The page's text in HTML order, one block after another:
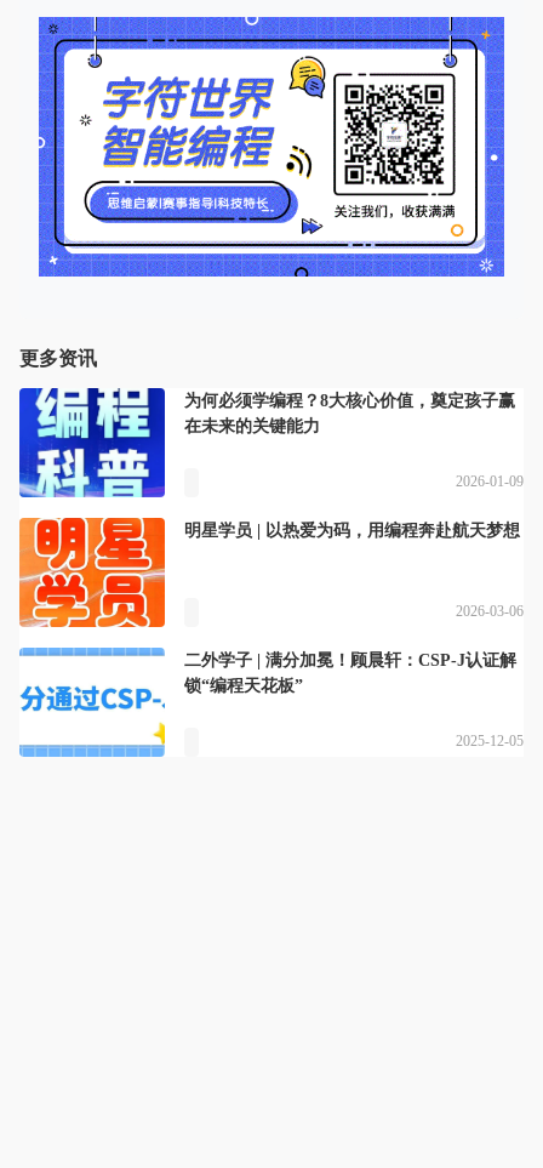
更多资讯
为何必须学编程？8大核心价值，奠定孩子赢
在未来的关键能力
2026-01-09
明星学员 | 以热爱为码，用编程奔赴航天梦想
2026-03-06
二外学子 | 满分加冕！顾晨轩：CSP-J认证解
锁“编程天花板”
2025-12-05